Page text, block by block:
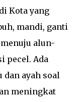
Kota yang
mandi, ganti
alun-
pecel. Ada
ayah soal
meningkat